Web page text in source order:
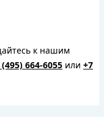
к нашим
(495) 664-6055 или +7